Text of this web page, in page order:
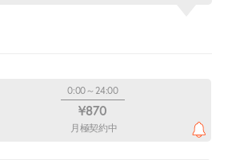
0:00～24:00
¥870
月極契約中